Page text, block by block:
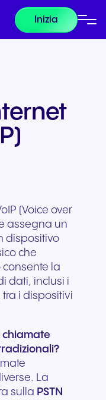
Inizia
(Voice over
assegna un
dispositivo
che
consente la
dati, inclusi i
i dispositivi
chiamate
La
sulla PSTN